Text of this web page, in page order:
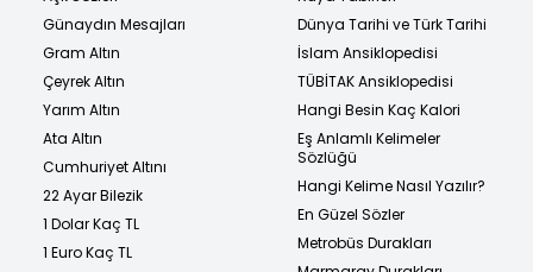
Günaydın Mesajları
Gram Altın
Çeyrek Altın
Yarım Altın
Ata Altın
Cumhuriyet Altını
22 Ayar Bilezik
1 Dolar Kaç TL
1 Euro Kaç TL
Dünya Tarihi ve Türk Tarihi
İslam Ansiklopedisi
TÜBİTAK Ansiklopedisi
Hangi Besin Kaç Kalori
Eş Anlamlı Kelimeler
Sözlüğü
Hangi Kelime Nasıl Yazılır?
En Güzel Sözler
Metrobüs Durakları